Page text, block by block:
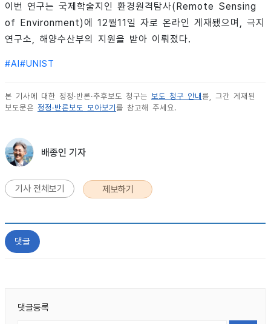
이번 연구는 국제학술지인 환경원격탐사(Remote Sensing
of Environment)에 12월11일 자로 온라인 게재됐으며, 극지
연구소, 해양수산부의 지원을 받아 이뤄졌다.
#AI #UNIST
본 기사에 대한 정정·반론·추후보도 청구는 보도 청구 안내 를, 그간 게재된
보도문은 정정·반론보도 모아보기 를 참고해 주세요.
배종인 기자
기사 전체보기 제보하기
댓글
댓글등록